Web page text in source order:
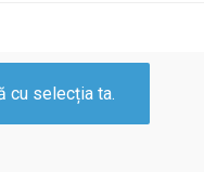
cu selecția ta.